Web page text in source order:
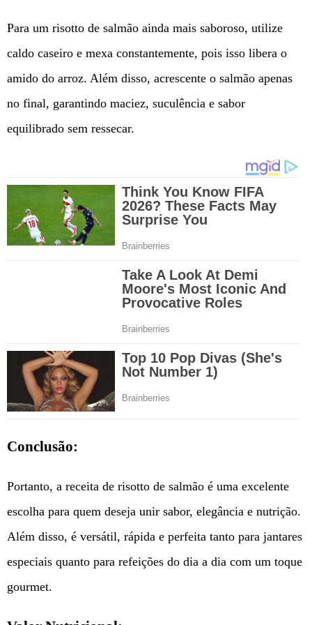
Para um risotto de salmão ainda mais saboroso, utilize
caldo caseiro e mexa constantemente, pois isso libera o
amido do arroz. Além disso, acrescente o salmão apenas
no final, garantindo maciez, suculência e sabor
equilibrado sem ressecar.
Conclusão:
Portanto, a receita de risotto de salmão é uma excelente
escolha para quem deseja unir sabor, elegância e nutrição.
Além disso, é versátil, rápida e perfeita tanto para jantares
especiais quanto para refeições do dia a dia com um toque
gourmet.